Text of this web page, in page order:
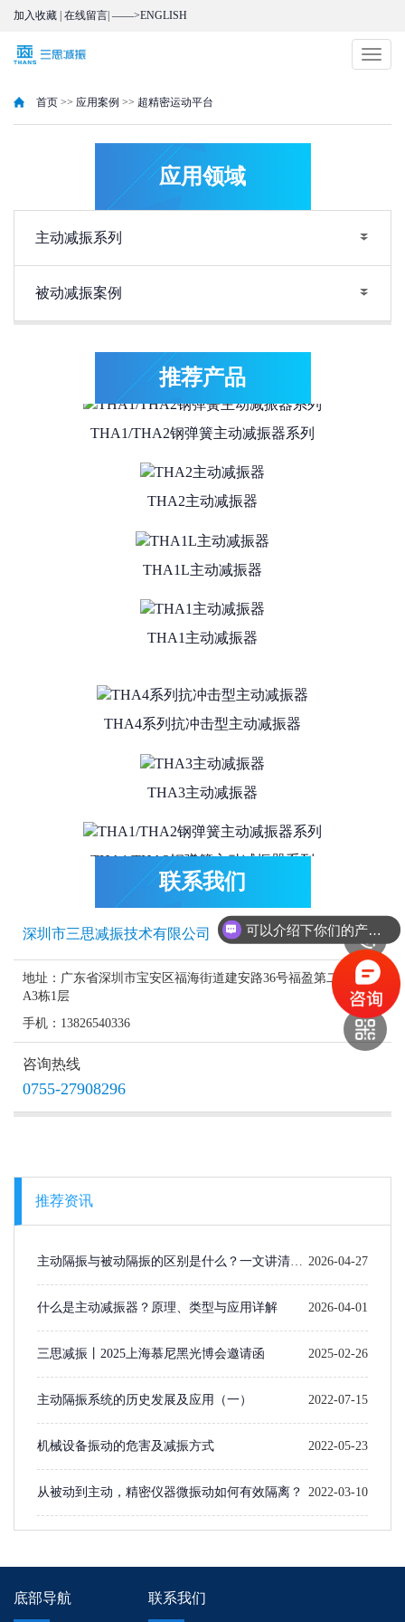
加入收藏 在线留言 ——>ENGLISH
切
换
首页 >> 应用案例 >> 超精密运动平台
应用领域
主动减振系列
被动减振案例
推荐产品
THA4系列抗冲击型主动减振器
THA3主动减振器
THA1/THA2钢弹簧主动减振器系列
THA2主动减振器
THA1L主动减振器
THA1主动减振器
THA4系列抗冲击型主动减振器
THA3主动减振器
THA1/THA2钢弹簧主动减振器系列
THA2主动减振器
联系我们
深圳市三思减振技术有限公司
地址：广东省深圳市宝安区福海街道建安路36号福盈第二工业区
A3栋1层
手机：13826540336
咨询热线
0755-27908296
推荐资讯
主动隔振与被动隔振的区别是什么？一文讲清楚
选型逻辑
2026-04-27
什么是主动减振器？原理、类型与应用详解 2026-04-01
三思减振丨2025上海慕尼黑光博会邀请函 2025-02-26
主动隔振系统的历史发展及应用（一）​ 2022-07-15
机械设备振动的危害及减振方式 2022-05-23
从被动到主动，精密仪器微振动如何有效隔离？ 2022-03-10
底部导航 联系我们
可以介绍下你们的产品么？